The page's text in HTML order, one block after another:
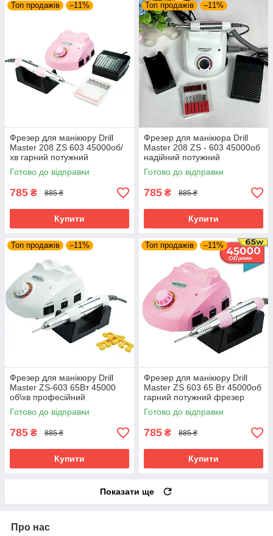
Топ продажів –11%
Фрезер для манікюру Drill
Master 208 ZS 603 45000об/
хв гарний потужний
PROFESSIONAL манікюрний
фрейзер DM 208
Готово до відправки
785 ₴ 885 ₴
Купити
Топ продажів –11%
Фрезер для манікюра Drill
Master 208 ZS - 603 45000об
надійний потужний
професійний манікюрний
фрейзер DM 208
Готово до відправки
785 ₴ 885 ₴
Купити
Топ продажів –11%
Фрезер для манікюру Drill
Master ZS-603 65Вт 45000
об\хв професійний
манікюрний фрезер ЗС 603
оригінал
Готово до відправки
785 ₴ 885 ₴
Купити
Топ продажів –11%
Фрезер для манікюру Drill
Master ZS 603 65 Вт 45000об
гарний потужний фрезер
телефон манікюрний
фрейзер ЗС 603
Готово до відправки
785 ₴ 885 ₴
Купити
Показати ще
Про нас